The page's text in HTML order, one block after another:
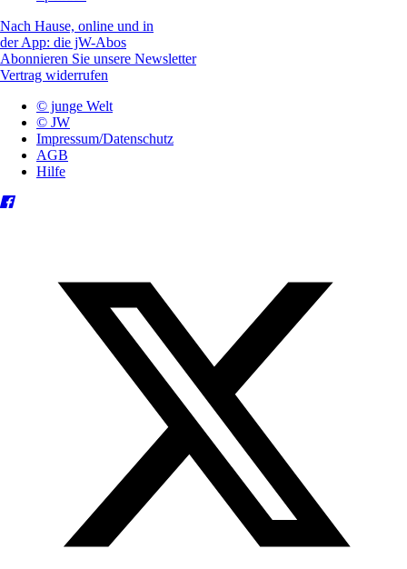
Nach Hause, online und in
der App: die jW-Abos
Abonnieren Sie unsere Newsletter
Vertrag widerrufen
© junge Welt
© JW
Impressum/Datenschutz
AGB
Hilfe